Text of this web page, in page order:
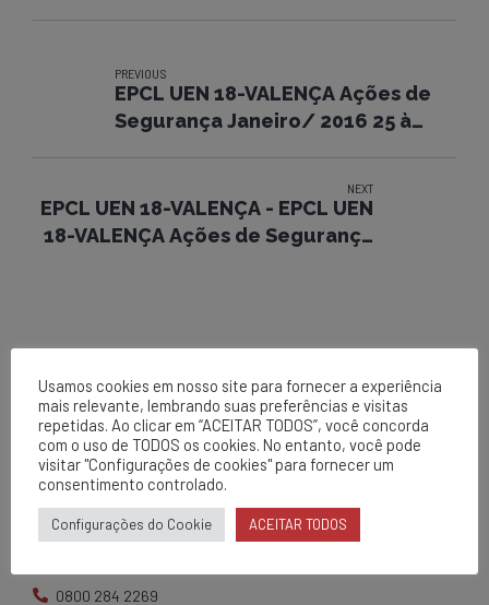
PREVIOUS
EPCL UEN 18-VALENÇA Ações de
Segurança Janeiro/ 2016 25 à
NEXT
EPCL UEN 18-VALENÇA - EPCL UEN
18-VALENÇA Ações de Segurança
EPCL
Matriz
Av. Centenário, 1420
0800 284 2269
Usamos cookies em nosso site para fornecer a experiência
mais relevante, lembrando suas preferências e visitas
repetidas. Ao clicar em “ACEITAR TODOS”, você concorda
com o uso de TODOS os cookies. No entanto, você pode
visitar "Configurações de cookies" para fornecer um
consentimento controlado.
Configurações do Cookie ACEITAR TODOS